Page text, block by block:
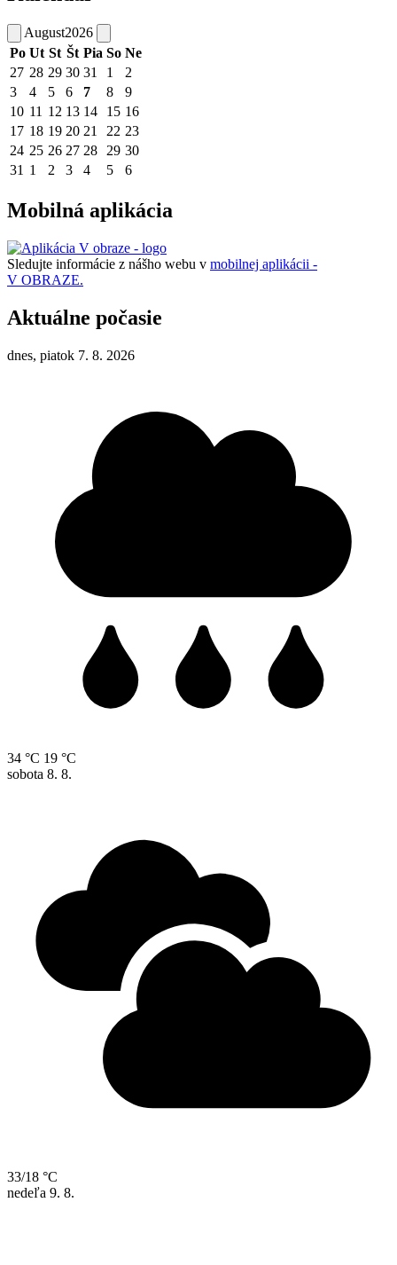
August2026
Po Ut St Št Pia So Ne
27 28 29 30 31 1
2
3
4 5 6 7 8
9
10 11 12 13 14 15 16
17 18 19 20 21 22 23
24 25 26 27 28 29 30
31 1 2 3 4 5 6
Mobilná aplikácia
Sledujte informácie z nášho webu v mobilnej aplikácii -
V OBRAZE.
Aktuálne počasie
dnes, piatok 7. 8. 2026
34 °C 19 °C
sobota 8. 8.
33/18 °C
nedeľa 9. 8.